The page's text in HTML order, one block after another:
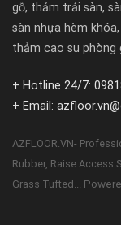
gỗ, thảm trải sàn,
sàn nhựa hèm
thảm cao su phòng
+ Hotline 24/7:
+ Email:
AZFLOOR.VN-
Rubber, Raise Access
Grass Tufted...